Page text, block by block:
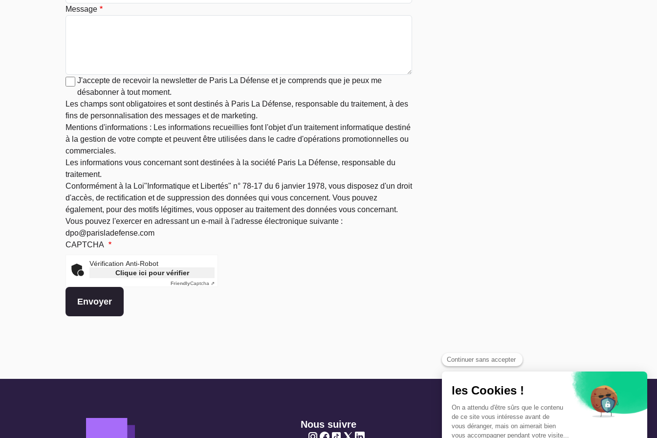
Message
J'accepte de recevoir la newsletter de Paris La Défense et je comprends que je peux me
désabonner à tout moment.
Les champs sont obligatoires et sont destinés à Paris La Défense, responsable du traitement, à des
fins de personnalisation des messages et de marketing.
Mentions d'informations : Les informations recueillies font l'objet d'un traitement informatique destiné
à la gestion de votre compte et peuvent être utilisées dans le cadre d'opérations promotionnelles ou
commerciales.
Les informations vous concernant sont destinées à la société Paris La Défense, responsable du
traitement.
Conformément à la Loi"Informatique et Libertés" n° 78-17 du 6 janvier 1978, vous disposez d'un droit
d'accès, de rectification et de suppression des données qui vous concernent. Vous pouvez
également, pour des motifs légitimes, vous opposer au traitement des données vous concernant.
Vous pouvez l'exercer en adressant un e-mail à l'adresse électronique suivante :
dpo@parisladefense.com
CAPTCHA
Vérification Anti-Robot
Clique ici pour vérifier
FriendlyCaptcha ⇗
Nous suivre